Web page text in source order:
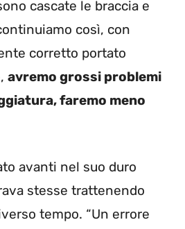
cascate le braccia e
così, con
corretto portato
avremo grossi problemi
faremo meno
avanti nel suo duro
stesse trattenendo
tempo. “Un errore